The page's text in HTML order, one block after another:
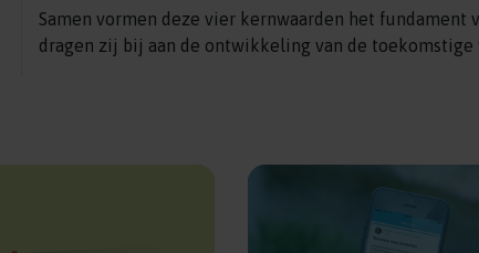
Samen vormen deze vier kernwaarden het fundament
dragen zij bij aan de ontwikkeling van de toekomstige